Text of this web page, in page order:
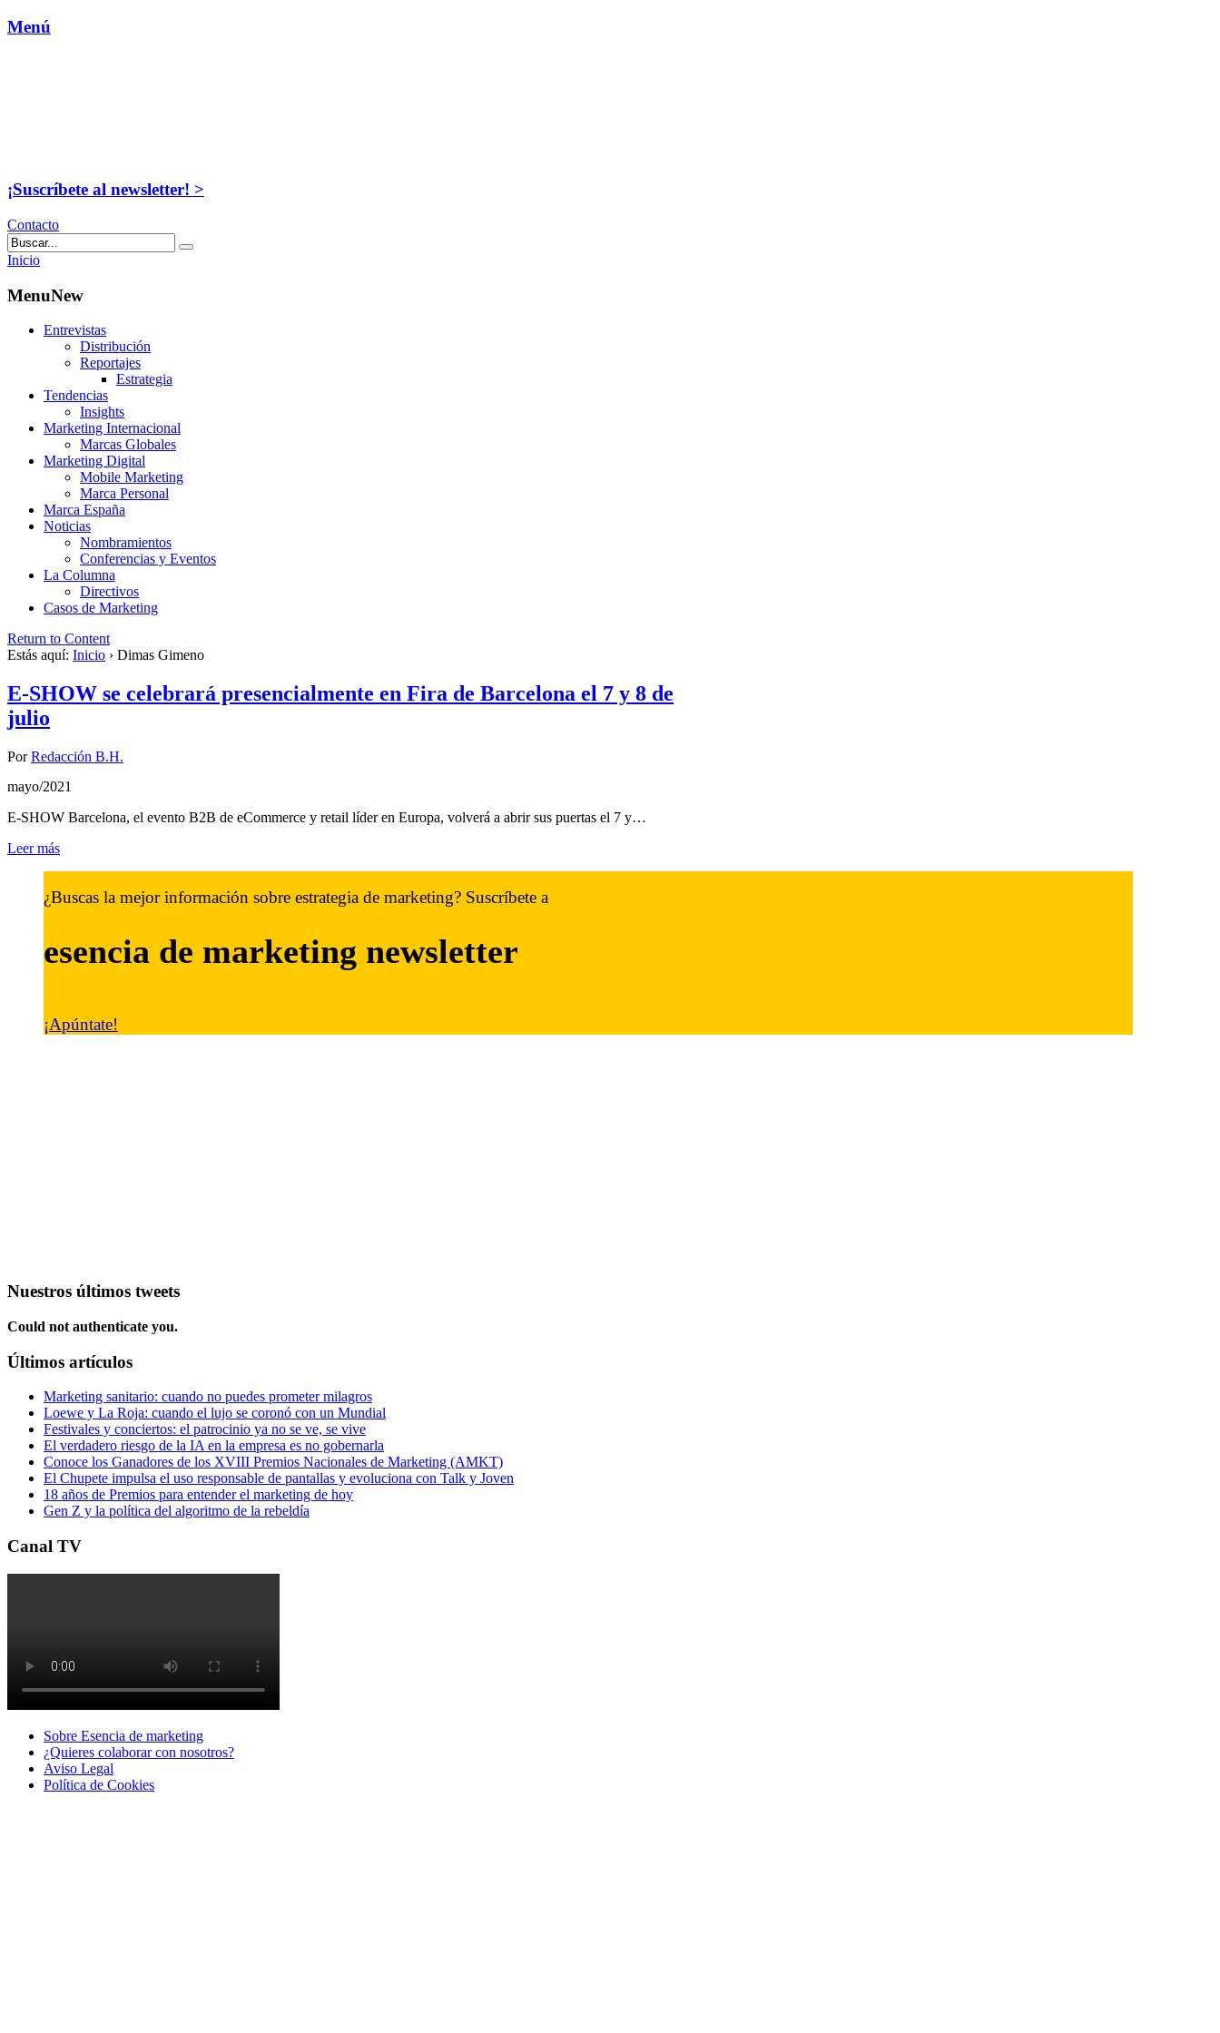
Menú
¡Suscríbete al newsletter! >
Contacto
Inicio
MenuNew
Entrevistas
Distribución
Reportajes
Estrategia
Tendencias
Insights
Marketing Internacional
Marcas Globales
Marketing Digital
Mobile Marketing
Marca Personal
Marca España
Noticias
Nombramientos
Conferencias y Eventos
La Columna
Directivos
Casos de Marketing
Return to Content
Estás aquí: Inicio › Dimas Gimeno
E-SHOW se celebrará presencialmente en Fira de Barcelona el 7 y 8 de
julio
PorRedacción B.H.
mayo/2021
E-SHOW Barcelona, el evento B2B de eCommerce y retail líder en Europa, volverá a abrir sus puertas el 7 y…
Leer más
¿Buscas la mejor información sobre estrategia de marketing? Suscríbete a
esencia de marketing newsletter
¡Apúntate!
Nuestros últimos tweets
Could not authenticate you.
Últimos artículos
Marketing sanitario: cuando no puedes prometer milagros
Loewe y La Roja: cuando el lujo se coronó con un Mundial
Festivales y conciertos: el patrocinio ya no se ve, se vive
El verdadero riesgo de la IA en la empresa es no gobernarla
Conoce los Ganadores de los XVIII Premios Nacionales de Marketing (AMKT)
El Chupete impulsa el uso responsable de pantallas y evoluciona con Talk y Joven
18 años de Premios para entender el marketing de hoy
Gen Z y la política del algoritmo de la rebeldía
Canal TV
Sobre Esencia de marketing
¿Quieres colaborar con nosotros?
Aviso Legal
Polí­tica de Cookies